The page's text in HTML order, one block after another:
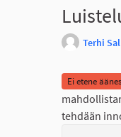
Terhi
Ei etene
tehdään